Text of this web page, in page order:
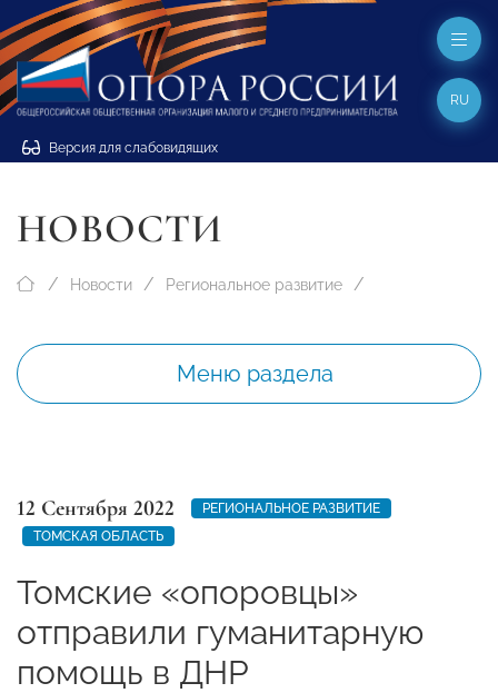
Версия для слабовидящих
RU
НОВОСТИ
Новости Региональное развитие
Меню раздела
12 Сентября 2022
РЕГИОНАЛЬНОЕ РАЗВИТИЕ
ТОМСКАЯ ОБЛАСТЬ
Томские «опоровцы»
отправили гуманитарную
помощь в ДНР